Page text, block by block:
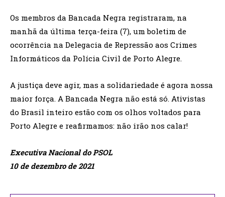
Os membros da Bancada Negra registraram, na
manhã da última terça-feira (7), um boletim de
ocorrência na Delegacia de Repressão aos Crimes
Informáticos da Polícia Civil de Porto Alegre.
A justiça deve agir, mas a solidariedade é agora nossa
maior força. A Bancada Negra não está só. Ativistas
do Brasil inteiro estão com os olhos voltados para
Porto Alegre e reafirmamos: não irão nos calar!
Executiva Nacional do PSOL
10 de dezembro de 2021